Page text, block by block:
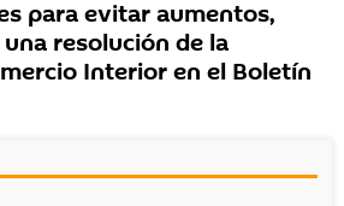
para evitar aumentos,
resolución de la
Interior en el Boletín